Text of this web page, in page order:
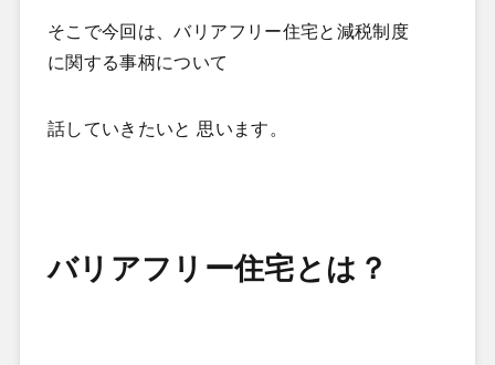
そこで今回は、バリアフリー住宅と減税制度
に関する事柄について
話していきたいと 思います。
バリアフリー住宅とは？